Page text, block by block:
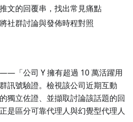
文的回覆串，找出常見痛點
社群討論與發佈時程對照
「公司 Y 擁有超過 10 萬活躍用
號驗證。檢視該公司近期互動
獨立佐證、並擷取討論該話題的回
是區分可靠代理人與幻覺型代理人